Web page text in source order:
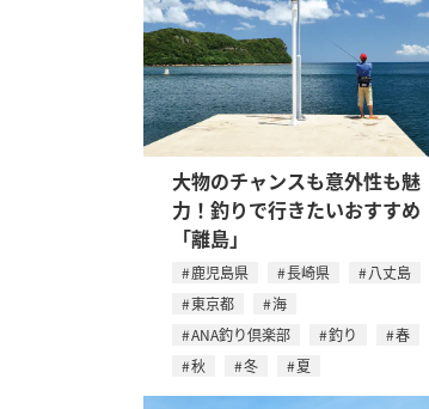
大物のチャンスも意外性も魅
力！釣りで行きたいおすすめ
「離島」
鹿児島県 長崎県
八丈島
東京都
海
ANA釣り倶楽部
釣り
春
秋
冬 夏